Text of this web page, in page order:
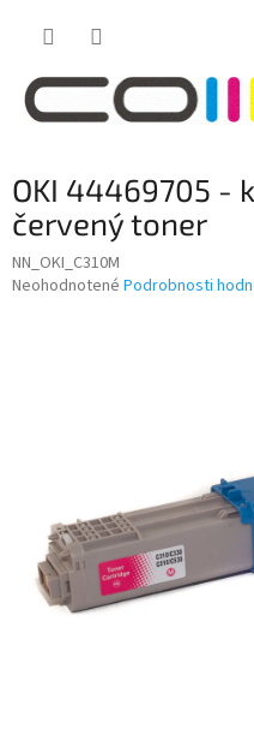
OKI 44469705 -
červený toner
NN_OKI_C310M
Priemerné
Neohodnotené Podrobnosti